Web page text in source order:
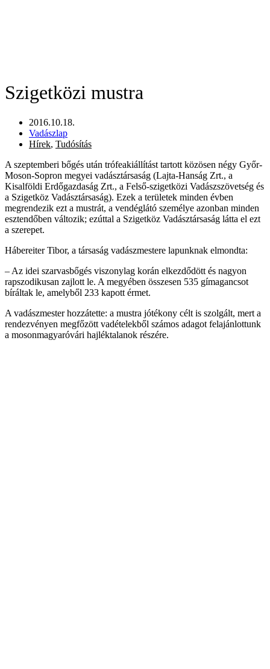
Szigetközi mustra
2016.10.18.
Vadászlap
Hírek, Tudósítás
A szeptemberi bőgés után trófeakiállítást tartott közösen négy Győr-
Moson-Sopron megyei vadásztársaság (Lajta-Hanság Zrt., a
Kisalföldi Erdőgazdaság Zrt., a Felső-szigetközi Vadászszövetség és
a Szigetköz Vadásztársaság). Ezek a területek minden évben
megrendezik ezt a mustrát, a vendéglátó személye azonban minden
esztendőben változik; ezúttal a Szigetköz Vadásztársaság látta el ezt
a szerepet.
Hábereiter Tibor, a társaság vadászmestere lapunknak elmondta:
– Az idei szarvasbőgés viszonylag korán elkezdődött és nagyon
rapszodikusan zajlott le. A megyében összesen 535 gímagancsot
bíráltak le, amelyből 233 kapott érmet.
A vadászmester hozzátette: a mustra jótékony célt is szolgált, mert a
rendezvényen megfőzött vadételekből számos adagot felajánlottunk
a mosonmagyaróvári hajléktalanok részére.